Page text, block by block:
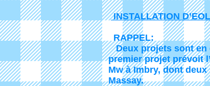
INSTALLATION
RAPPEL:
Deux projets sont en
premier projet prévoit
Mw à Imbry, dont
Massay.